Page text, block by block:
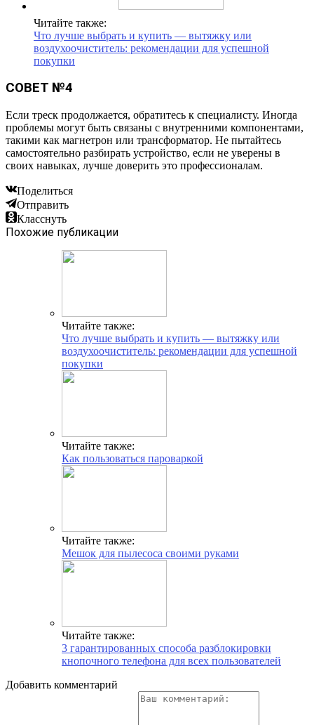
Читайте также:
Что лучше выбрать и купить — вытяжку или
воздухоочиститель: рекомендации для успешной
покупки
СОВЕТ №4
Если треск продолжается, обратитесь к специалисту. Иногда
проблемы могут быть связаны с внутренними компонентами,
такими как магнетрон или трансформатор. Не пытайтесь
самостоятельно разбирать устройство, если не уверены в
своих навыках, лучше доверить это профессионалам.
Поделиться
Отправить
Класснуть
Похожие публикации
Читайте также:
Что лучше выбрать и купить — вытяжку или
воздухоочиститель: рекомендации для успешной
покупки
Читайте также:
Как пользоваться пароваркой
Читайте также:
Мешок для пылесоса своими руками
Читайте также:
3 гарантированных способа разблокировки
кнопочного телефона для всех пользователей
Добавить комментарий